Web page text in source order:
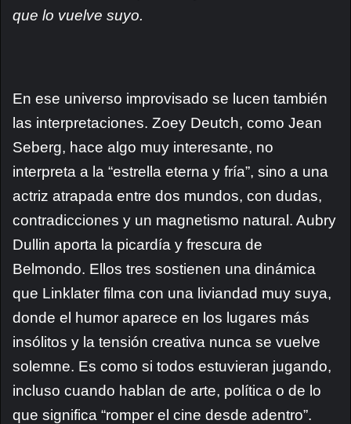
que lo vuelve suyo.
En ese universo improvisado se lucen también
las interpretaciones. Zoey Deutch, como Jean
Seberg, hace algo muy interesante, no
interpreta a la “estrella eterna y fría”, sino a una
actriz atrapada entre dos mundos, con dudas,
contradicciones y un magnetismo natural. Aubry
Dullin aporta la picardía y frescura de
Belmondo. Ellos tres sostienen una dinámica
que Linklater filma con una liviandad muy suya,
donde el humor aparece en los lugares más
insólitos y la tensión creativa nunca se vuelve
solemne. Es como si todos estuvieran jugando,
incluso cuando hablan de arte, política o de lo
que significa “romper el cine desde adentro”.